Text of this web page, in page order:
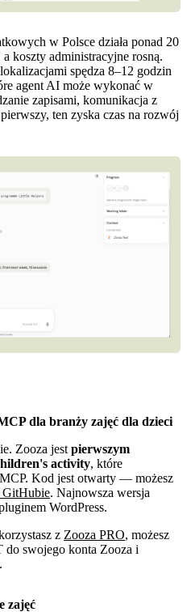
w Polsce działa ponad 20
koszty administracyjne rosną.
spędza 8–12 godzin
agent AI może wykonać w
zapisami, komunikacja z
ten zyska czas na rozwój
dla branży zajęć dla dzieci
Zooza jest pierwszym
activity, które
Kod jest otwarty — możesz
GitHubie. Najnowsza wersja
WordPress.
z Zooza PRO, możesz
do swojego konta Zooza i
zajęć